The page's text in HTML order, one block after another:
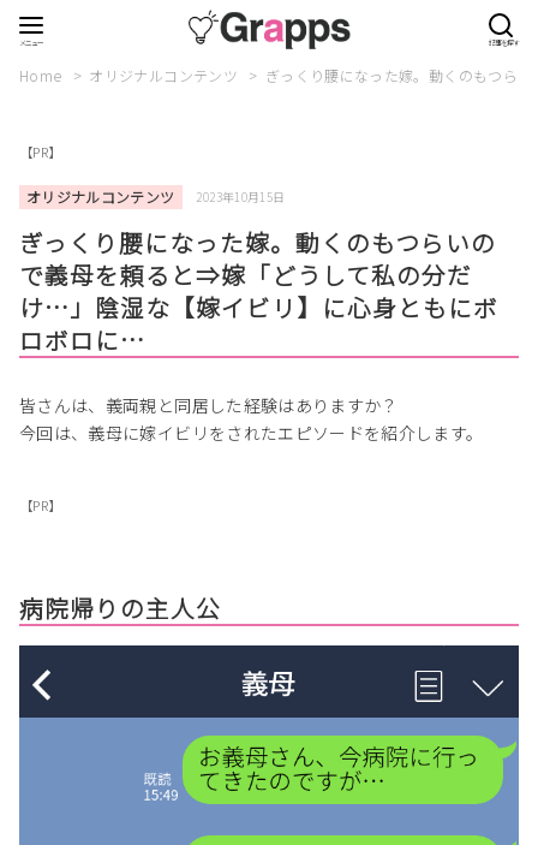
Home オリジナルコンテンツ ぎっくり腰になった嫁。動くのもつら
【PR】
オリジナルコンテンツ 2023年10月15日
ぎっくり腰になった嫁。動くのもつらいの
で義母を頼ると⇒嫁「どうして私の分だ
け…」陰湿な【嫁イビリ】に心身ともにボ
ロボロに…
皆さんは、義両親と同居した経験はありますか？
今回は、義母に嫁イビリをされたエピソードを紹介します。
【PR】
病院帰りの主人公